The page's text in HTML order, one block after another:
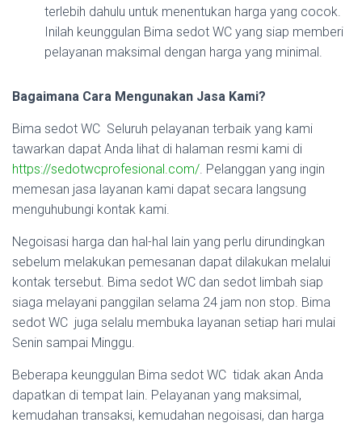
terlebih dahulu untuk menentukan harga yang cocok.
Inilah keunggulan Bima sedot WC yang siap memberi
pelayanan maksimal dengan harga yang minimal.
Bagaimana Cara Mengunakan Jasa Kami?
Bima sedot WC Seluruh pelayanan terbaik yang kami
tawarkan dapat Anda lihat di halaman resmi kami di
https://sedotwcprofesional.com/. Pelanggan yang ingin
memesan jasa layanan kami dapat secara langsung
menguhubungi kontak kami.
Negoisasi harga dan hal-hal lain yang perlu dirundingkan
sebelum melakukan pemesanan dapat dilakukan melalui
kontak tersebut. Bima sedot WC dan sedot limbah siap
siaga melayani panggilan selama 24 jam non stop. Bima
sedot WC juga selalu membuka layanan setiap hari mulai
Senin sampai Minggu.
Beberapa keunggulan Bima sedot WC tidak akan Anda
dapatkan di tempat lain. Pelayanan yang maksimal,
kemudahan transaksi, kemudahan negoisasi, dan harga